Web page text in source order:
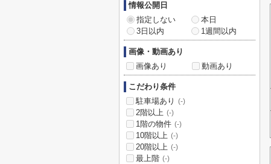
情報公開日
指定しない
本日
3日以内
1週間以内
画像・動画あり
画像あり
動画あり
こだわり条件
駐車場あり
(-)
2階以上 (-)
1階の物件 (-)
10階以上 (-)
20階以上 (-)
最上階 (-)